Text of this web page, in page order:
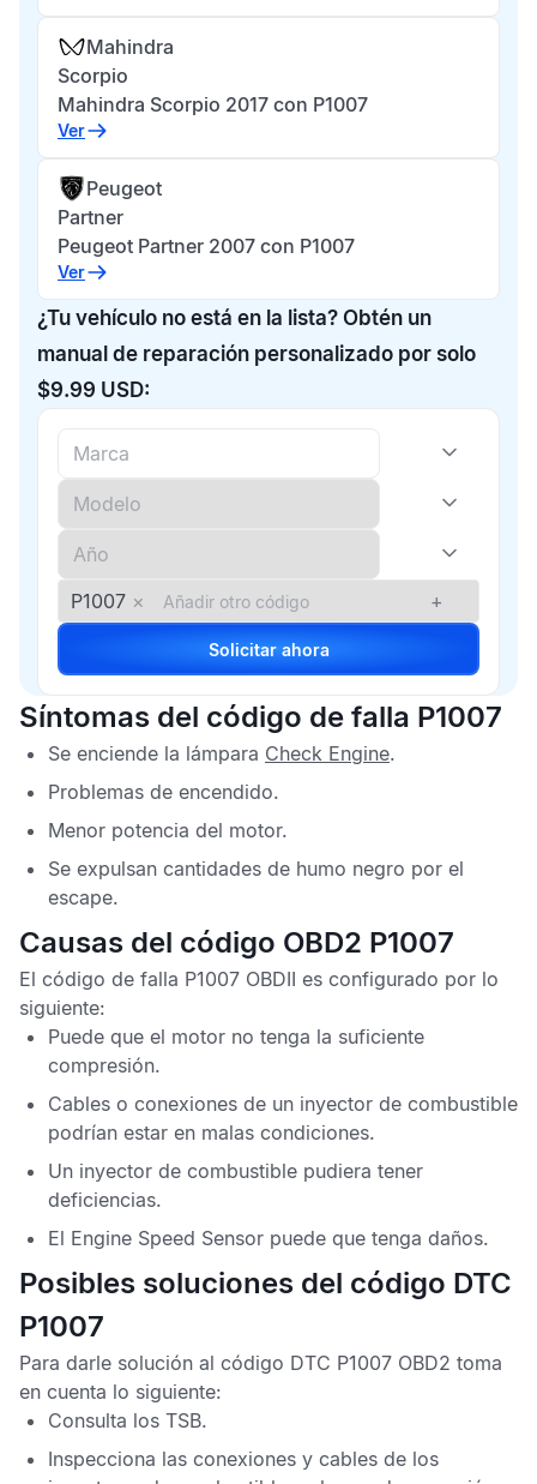
Mahindra
Scorpio
Mahindra Scorpio 2017 con P1007
Ver
Peugeot
Partner
Peugeot Partner 2007 con P1007
Ver
¿Tu vehículo no está en la lista? Obtén un
manual de reparación personalizado por solo
$9.99 USD:
P1007 × +
Solicitar ahora
Síntomas del código de falla P1007
Se enciende la lámpara Check Engine.
Problemas de encendido.
Menor potencia del motor.
Se expulsan cantidades de humo negro por el
escape.
Causas del código OBD2 P1007
El código de falla P1007 OBDII es configurado por lo
siguiente:
Puede que el motor no tenga la suficiente
compresión.
Cables o conexiones de un inyector de combustible
podrían estar en malas condiciones.
Un inyector de combustible pudiera tener
deficiencias.
El Engine Speed Sensor puede que tenga daños.
Posibles soluciones del código DTC
P1007
Para darle solución al código DTC P1007 OBD2 toma
en cuenta lo siguiente:
Consulta los TSB.
Inspecciona las conexiones y cables de los